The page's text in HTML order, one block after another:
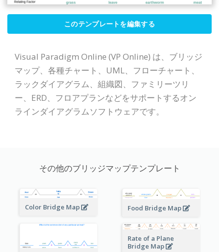
このテンプレートを編集する
Visual Paradigm Online (VP Online) は、ブリッジ
マップ、各種チャート、UML、フローチャート、
ラックダイアグラム、組織図、ファミリーツリ
ー、ERD、フロアプランなどをサポートするオン
ラインダイアグラムソフトウェアです。
その他のブリッジマップテンプレート
Color Bridge Map Food Bridge Map
Rate of a Plane
Bridge Map